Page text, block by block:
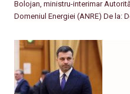
Bolojan, ministru-interimar
Domeniul Energiei (ANRE) De la: